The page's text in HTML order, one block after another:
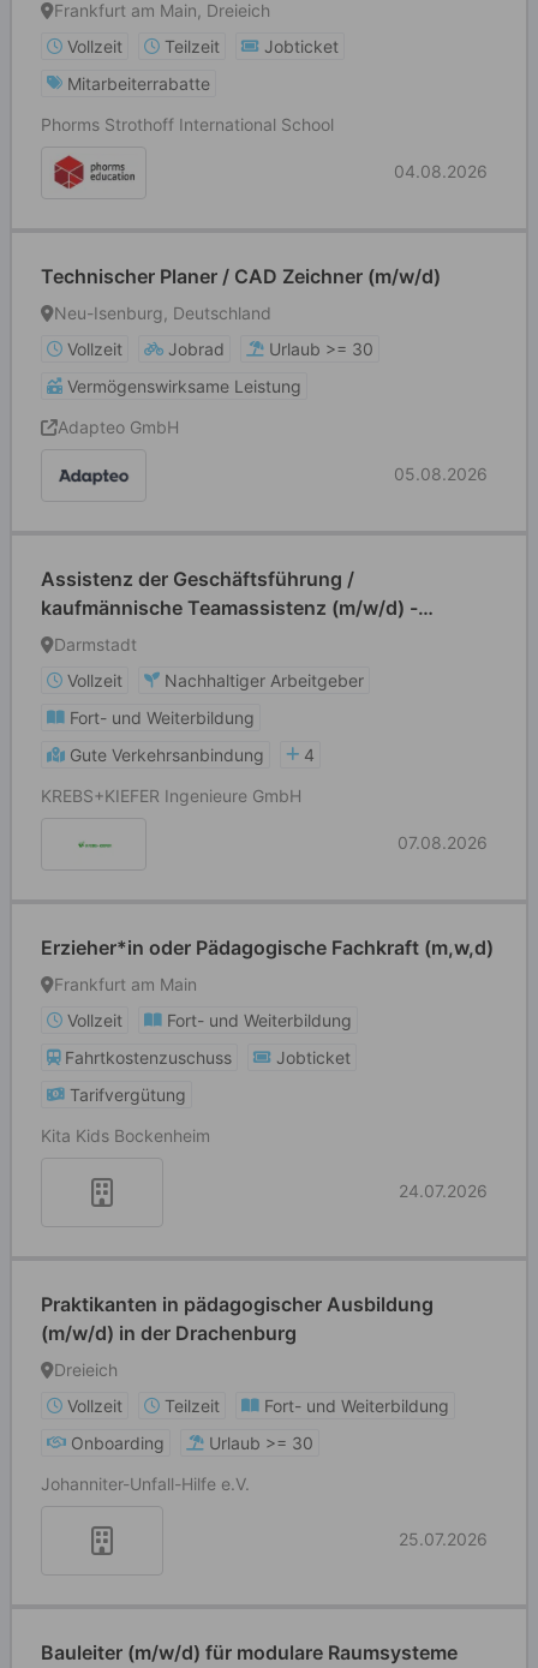
Frankfurt am Main, Dreieich
Vollzeit
Teilzeit
Jobticket
Mitarbeiterrabatte
Phorms Strothoff International School
04.08.2026
Technischer Planer / CAD Zeichner (m/w/d)
Neu-Isenburg, Deutschland
Vollzeit
Jobrad
Urlaub >= 30
Vermögenswirksame Leistung
Adapteo GmbH
05.08.2026
Assistenz der Geschäftsführung /
kaufmännische Teamassistenz (m/w/d) -
Hochbau
Darmstadt
Vollzeit
Nachhaltiger Arbeitgeber
Fort- und Weiterbildung
Gute Verkehrsanbindung
4
KREBS+KIEFER Ingenieure GmbH
07.08.2026
Erzieher*in oder Pädagogische Fachkraft (m,w,d)
Frankfurt am Main
Vollzeit
Fort- und Weiterbildung
Fahrtkostenzuschuss
Jobticket
Tarifvergütung
Kita Kids Bockenheim
24.07.2026
Praktikanten in pädagogischer Ausbildung
(m/w/d) in der Drachenburg
Dreieich
Vollzeit
Teilzeit
Fort- und Weiterbildung
Onboarding
Urlaub >= 30
Johanniter-Unfall-Hilfe e.V.
25.07.2026
Bauleiter (m/w/d) für modulare Raumsysteme